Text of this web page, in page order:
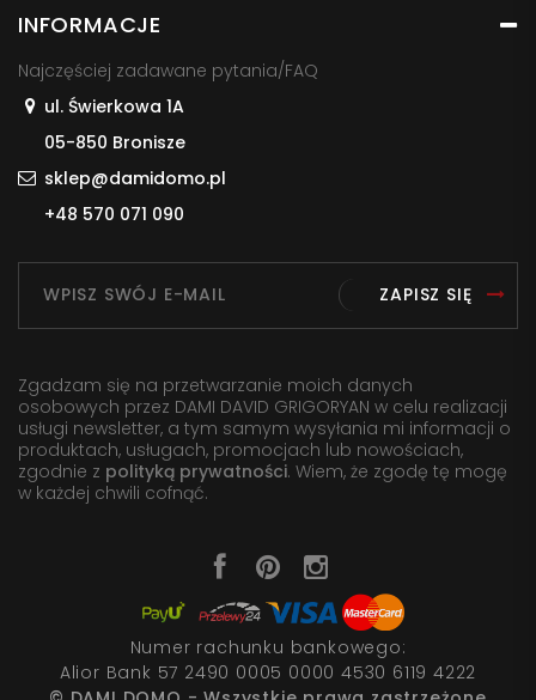
INFORMACJE
Najczęściej zadawane pytania/FAQ
ul. Świerkowa 1A
05-850 Bronisze
sklep@damidomo.pl
+48 570 071 090
ZAPISZ SIĘ
Zgadzam się na przetwarzanie moich danych
osobowych przez DAMI DAVID GRIGORYAN w celu realizacji
usługi newsletter, a tym samym wysyłania mi informacji o
produktach, usługach, promocjach lub nowościach,
zgodnie z polityką prywatności. Wiem, że zgodę tę mogę
w każdej chwili cofnąć.
Numer rachunku bankowego:
Alior Bank 57 2490 0005 0000 4530 6119 4222